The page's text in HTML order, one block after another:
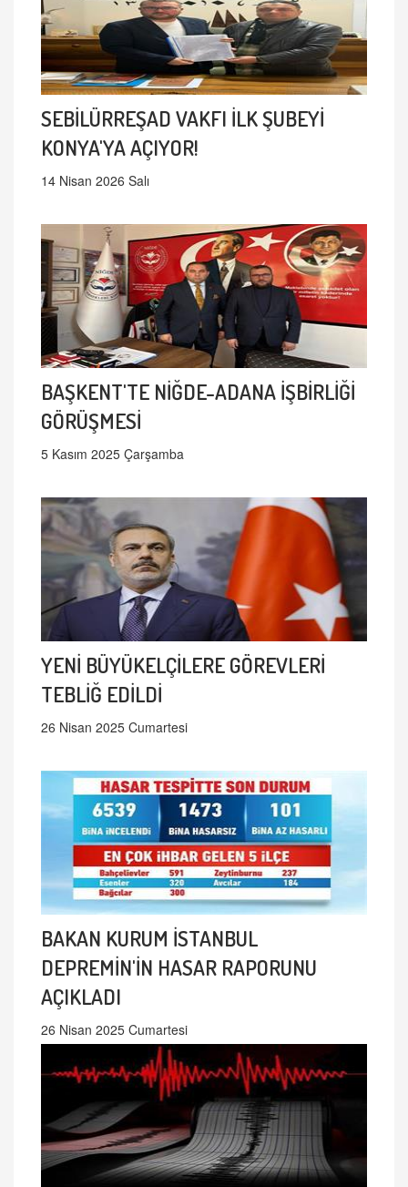
SEBİLÜRREŞAD VAKFI İLK ŞUBEYİ
KONYA'YA AÇIYOR!
14 Nisan 2026 Salı
BAŞKENT'TE NİĞDE-ADANA İŞBİRLİĞİ
GÖRÜŞMESİ
5 Kasım 2025 Çarşamba
YENİ BÜYÜKELÇİLERE GÖREVLERİ
TEBLİĞ EDİLDİ
26 Nisan 2025 Cumartesi
BAKAN KURUM İSTANBUL
DEPREMİN'İN HASAR RAPORUNU
AÇIKLADI
26 Nisan 2025 Cumartesi